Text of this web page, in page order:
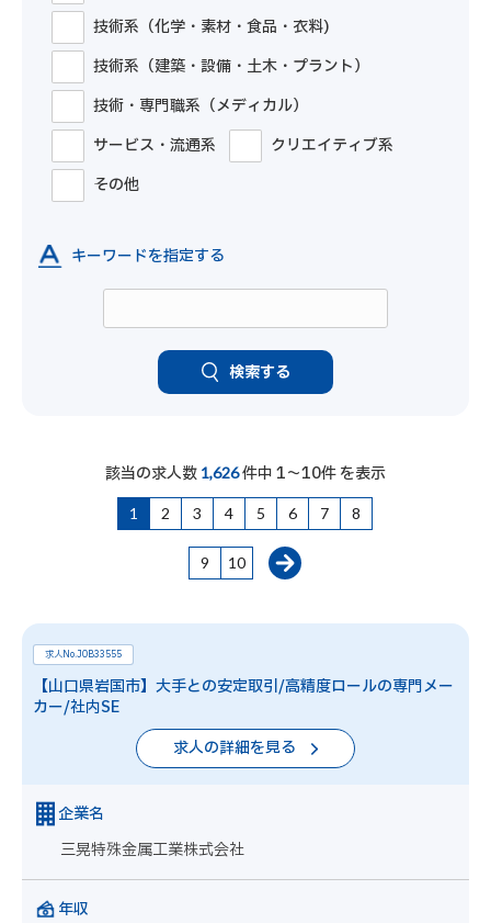
技術系（化学・素材・食品・衣料)
技術系（建築・設備・土木・プラント）
技術・専門職系（メディカル）
サービス・流通系
クリエイティブ系
その他
キーワードを指定する
検索する
該当の求人数 1,626件中 1～10件 を表示
1 2 3 4 5 6 7 8
9 10
求人No.JOB33555
【山口県岩国市】大手との安定取引/高精度ロールの専門メー
カー/社内SE
求人の詳細を見る
企業名
三晃特殊金属工業株式会社
年収